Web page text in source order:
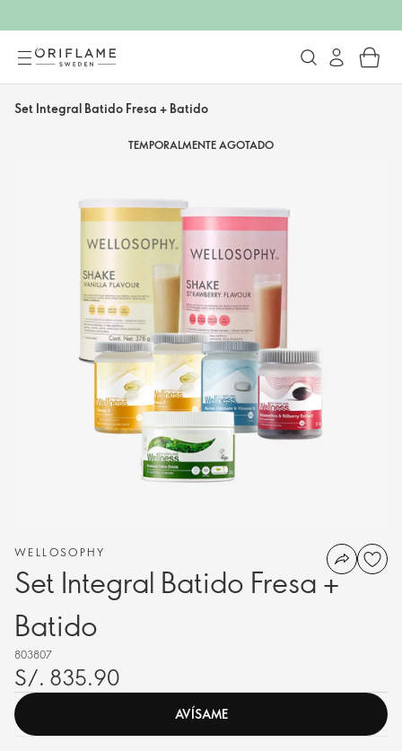
Set Integral Batido Fresa + Batido
TEMPORALMENTE AGOTADO
WELLOSOPHY
Set Integral Batido Fresa +
Batido
803807
S/. 835.90
AVÍSAME